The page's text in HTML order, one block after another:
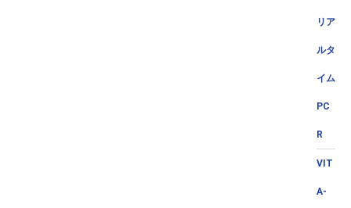
リア
ルタ
イム
PC
R
VIT
A-